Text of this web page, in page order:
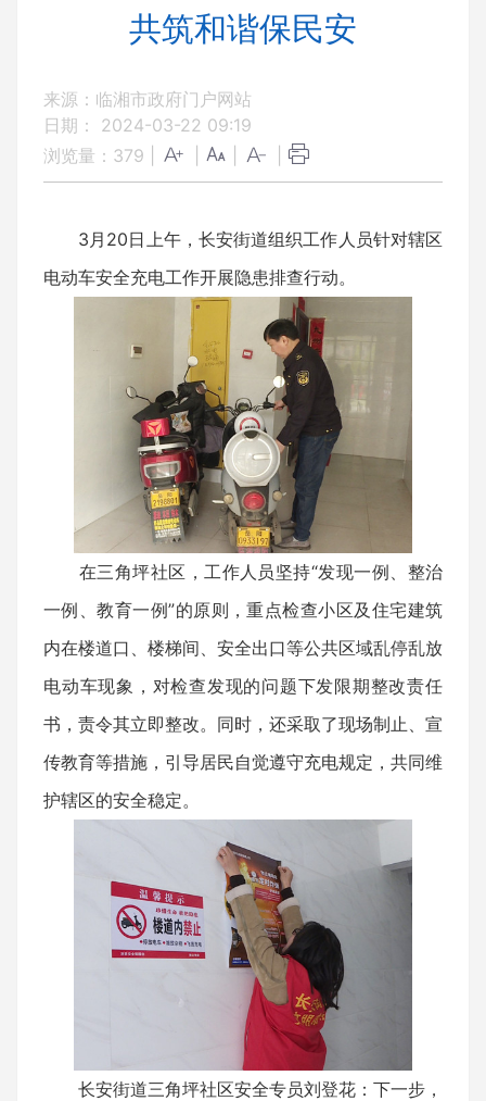
共筑和谐保民安
来源：临湘市政府门户网站
日期： 2024-03-22 09:19
浏览量： 379
3月20日上午，长安街道组织工作人员针对辖区
电动车安全充电工作开展隐患排查行动。
在三角坪社区，工作人员坚持“发现一例、整治
一例、教育一例”的原则，重点检查小区及住宅建筑
内在楼道口、楼梯间、安全出口等公共区域乱停乱放
电动车现象，对检查发现的问题下发限期整改责任
书，责令其立即整改。同时，还采取了现场制止、宣
传教育等措施，引导居民自觉遵守充电规定，共同维
护辖区的安全稳定。
长安街道三角坪社区安全专员刘登花：下一步，